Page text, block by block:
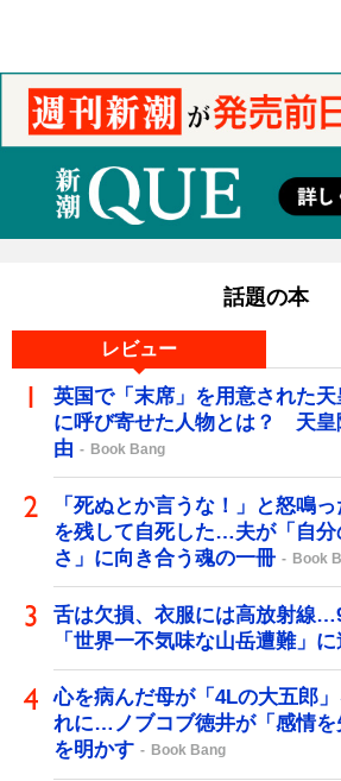
話題の本
レビュー
英国で「末席」を用意された天
に呼び寄せた人物とは？ 天皇
由
Book Bang
「死ぬとか言うな！」と怒鳴
を残して自死した…夫が「自分
さ」に向き合う魂の一冊
Book
舌は欠損、衣服には高放射線
「世界一不気味な山岳遭難」に
心を病んだ母が「4Lの大五郎
れに…ノブコブ徳井が「感情を
を明かす
Book Bang